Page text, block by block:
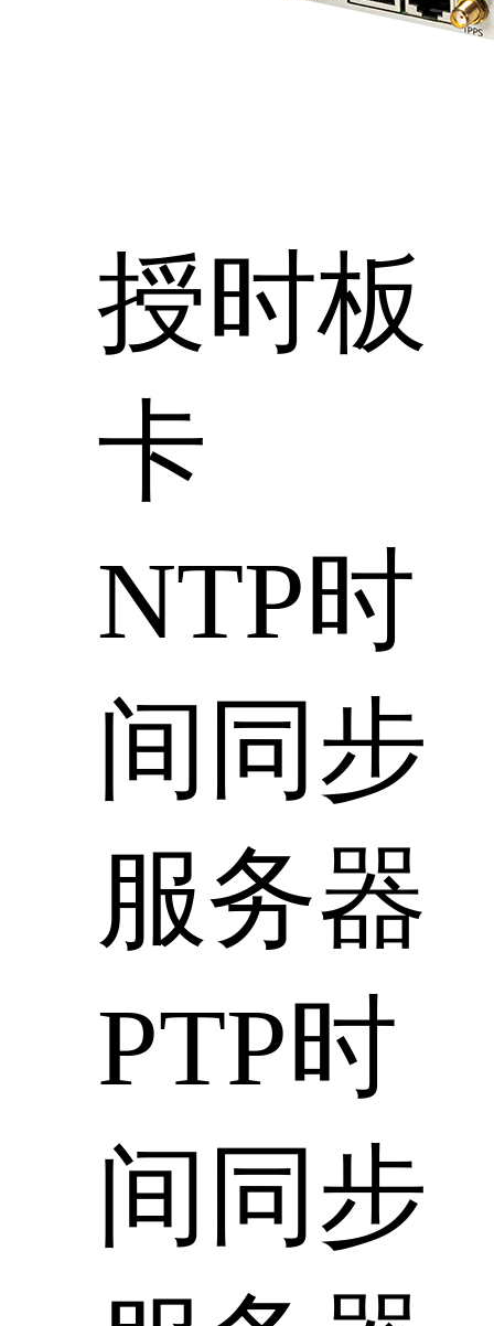
授时板
卡
NTP时
间同步
服务器
PTP时
间同步